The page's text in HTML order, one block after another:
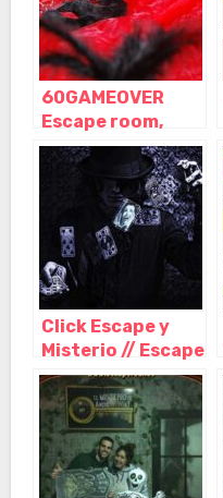
60GAMEOVER
Escape room,
Langreo –
Asturias
Click Escape y
Misterio // Escape
Room Gijón, Gijón
– Asturias